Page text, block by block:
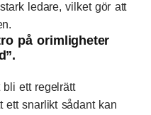
ledare, vilket gör att
på orimligheter
ett regelrätt
ett snarlikt sådant kan